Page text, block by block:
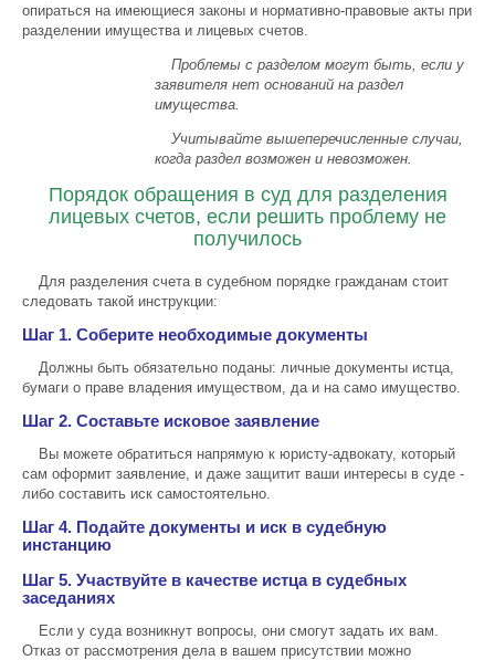
опираться на имеющиеся законы и нормативно-правовые акты при
разделении имущества и лицевых счетов.
Проблемы с разделом могут быть, если у
заявителя нет оснований на раздел
имущества.
Учитывайте вышеперечисленные случаи,
когда раздел возможен и невозможен.
Порядок обращения в суд для разделения
лицевых счетов, если решить проблему не
получилось
Для разделения счета в судебном порядке гражданам стоит
следовать такой инструкции:
Шаг 1. Соберите необходимые документы
Должны быть обязательно поданы: личные документы истца,
бумаги о праве владения имуществом, да и на само имущество.
Шаг 2. Составьте исковое заявление
Вы можете обратиться напрямую к юристу-адвокату, который
сам оформит заявление, и даже защитит ваши интересы в суде -
либо составить иск самостоятельно.
Шаг 4. Подайте документы и иск в судебную
инстанцию
Шаг 5. Участвуйте в качестве истца в судебных
заседаниях
Если у суда возникнут вопросы, они смогут задать их вам.
Отказ от рассмотрения дела в вашем присутствии можно